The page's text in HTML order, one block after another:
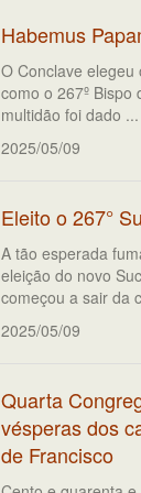
Habemus
O Conclave
como o 267º Bispo
multidão foi dado ...
2025/05/09
Eleito o 267°
A tão esperada
eleição do novo
começou a sair da
2025/05/09
Quarta
vésperas dos
de Francisco